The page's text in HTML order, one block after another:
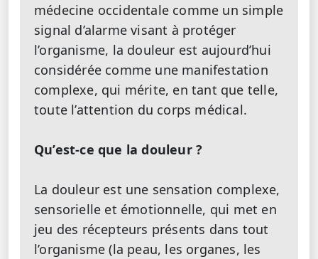
médecine occidentale comme un simple
signal d’alarme visant à protéger
l’organisme, la douleur est aujourd’hui
considérée comme une manifestation
complexe, qui mérite, en tant que telle,
toute l’attention du corps médical.
Qu’est-ce que la douleur ?
La douleur est une sensation complexe,
sensorielle et émotionnelle, qui met en
jeu des récepteurs présents dans tout
l’organisme (la peau, les organes, les